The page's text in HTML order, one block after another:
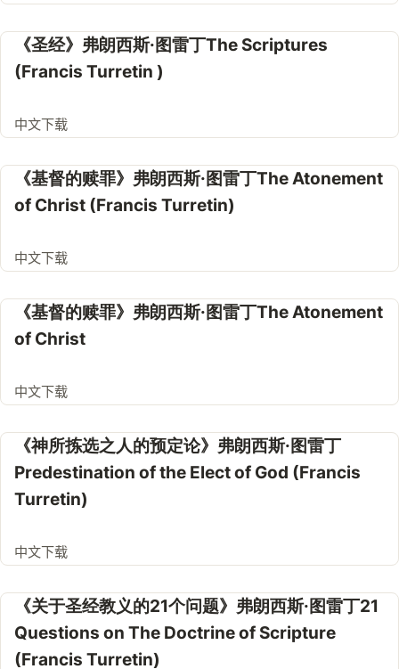
《圣经》弗朗西斯·图雷丁The Scriptures
(Francis Turretin )
中文下载
《基督的赎罪》弗朗西斯·图雷丁The Atonement
of Christ (Francis Turretin)
中文下载
《基督的赎罪》弗朗西斯·图雷丁The Atonement
of Christ
中文下载
《神所拣选之人的预定论》弗朗西斯·图雷丁
Predestination of the Elect of God (Francis
Turretin)
中文下载
《关于圣经教义的21个问题》弗朗西斯·图雷丁21
Questions on The Doctrine of Scripture
(Francis Turretin)